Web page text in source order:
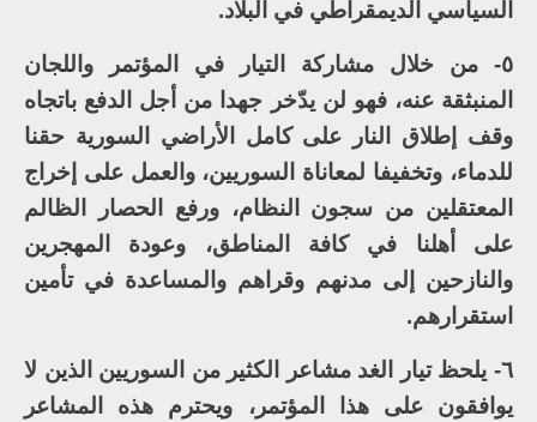
السياسي الديمقراطي في البلاد.
٥- من خلال مشاركة التيار في المؤتمر واللجان
المنبثقة عنه، فهو لن يدّخر جهدا من أجل الدفع باتجاه
وقف إطلاق النار على كامل الأراضي السورية حقنا
للدماء، وتخفيفا لمعاناة السوريين، والعمل على إخراج
المعتقلين من سجون النظام، ورفع الحصار الظالم
على أهلنا في كافة المناطق، وعودة المهجرين
والنازحين إلى مدنهم وقراهم والمساعدة في تأمين
استقرارهم.
٦- يلحظ تيار الغد مشاعر الكثير من السوريين الذين لا
يوافقون على هذا المؤتمر، ويحترم هذه المشاعر